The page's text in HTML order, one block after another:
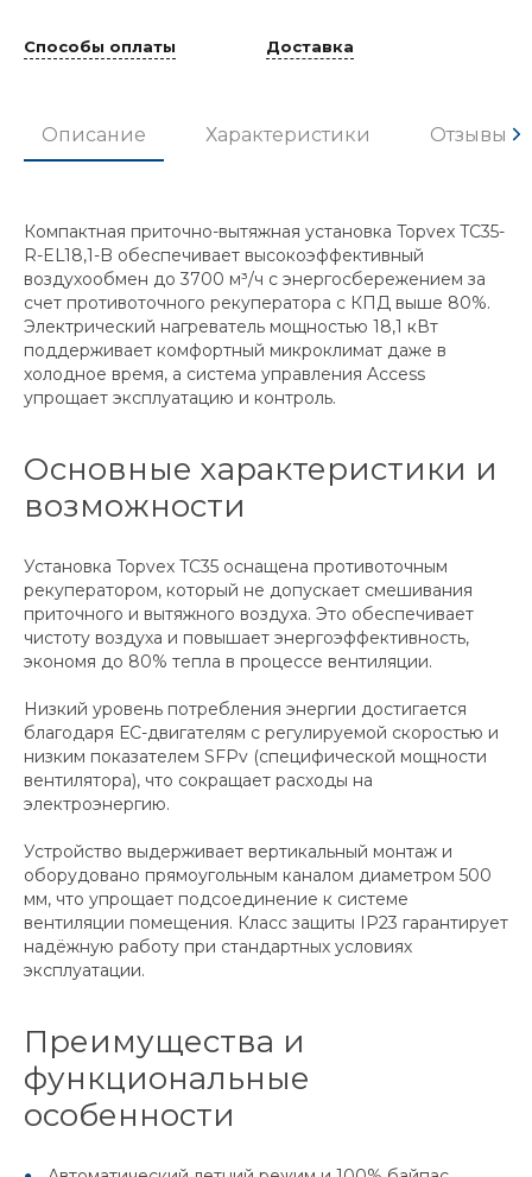
Способы оплаты Доставка
Описание Характеристики Отзывы
Компактная приточно-вытяжная установка Topvex TC35-
R-EL18,1-B обеспечивает высокоэффективный
воздухообмен до 3700 м³/ч с энергосбережением за
счет противоточного рекуператора с КПД выше 80%.
Электрический нагреватель мощностью 18,1 кВт
поддерживает комфортный микроклимат даже в
холодное время, а система управления Access
упрощает эксплуатацию и контроль.
Основные характеристики и
возможности
Установка Topvex TC35 оснащена противоточным
рекуператором, который не допускает смешивания
приточного и вытяжного воздуха. Это обеспечивает
чистоту воздуха и повышает энергоэффективность,
экономя до 80% тепла в процессе вентиляции.
Низкий уровень потребления энергии достигается
благодаря ЕС-двигателям с регулируемой скоростью и
низким показателем SFPv (специфической мощности
вентилятора), что сокращает расходы на
электроэнергию.
Устройство выдерживает вертикальный монтаж и
оборудовано прямоугольным каналом диаметром 500
мм, что упрощает подсоединение к системе
вентиляции помещения. Класс защиты IP23 гарантирует
надёжную работу при стандартных условиях
эксплуатации.
Преимущества и
функциональные
особенности